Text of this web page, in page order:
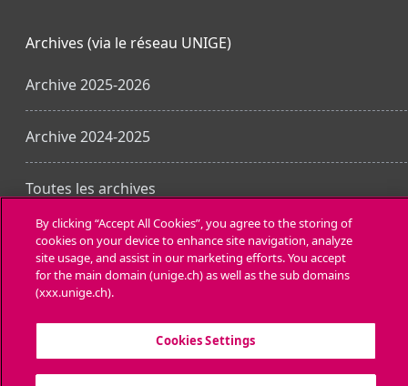
Archives (via le réseau UNIGE)
Archive 2025-2026
Archive 2024-2025
Toutes les archives
Laden Sie die mobile App
By clicking “Accept All Cookies”, you agree to the storing of
cookies on your device to enhance site navigation, analyze
site usage, and assist in our marketing efforts. You accept
for the main domain (unige.ch) as well as the sub domains
(xxx.unige.ch).
Cookies Settings